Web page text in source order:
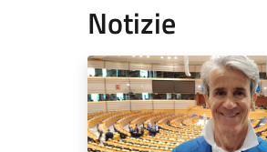
Notizie